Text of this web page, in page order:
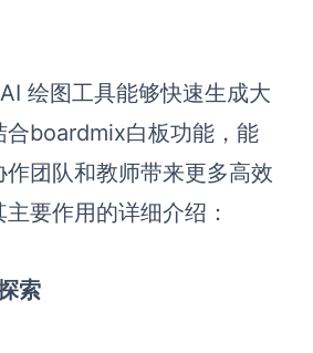
AI 绘图工具能够快速生成大
boardmix白板功能， 能
作团队和教师带来更多高效
要作用的详细介绍：
索